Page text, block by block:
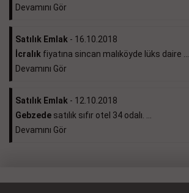
Devamını Gör
Satılık Emlak - 16.10.2018
İcralık fiyatına sincan malıköyde lüks daire ...
Devamını Gör
Satılık Emlak - 12.10.2018
Gebzede satılık sıfır otel 34 odalı. ...
Devamını Gör